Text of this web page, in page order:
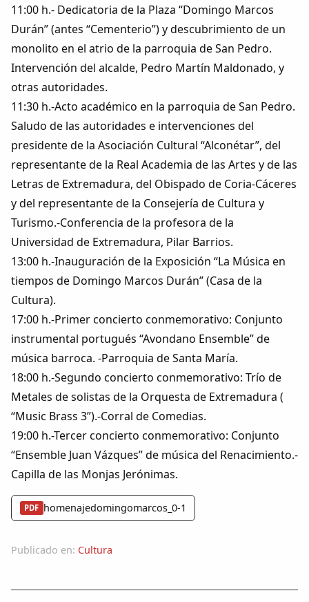
11:00 h.- Dedicatoria de la Plaza “Domingo Marcos
Durán” (antes “Cementerio”) y descubrimiento de un
monolito en el atrio de la parroquia de San Pedro.
Intervención del alcalde, Pedro Martín Maldonado, y
otras autoridades.
11:30 h.-Acto académico en la parroquia de San Pedro.
Saludo de las autoridades e intervenciones del
presidente de la Asociación Cultural “Alconétar”, del
representante de la Real Academia de las Artes y de las
Letras de Extremadura, del Obispado de Coria-Cáceres
y del representante de la Consejería de Cultura y
Turismo.-Conferencia de la profesora de la
Universidad de Extremadura, Pilar Barrios.
13:00 h.-Inauguración de la Exposición “La Música en
tiempos de Domingo Marcos Durán” (Casa de la
Cultura).
17:00 h.-Primer concierto conmemorativo: Conjunto
instrumental portugués “Avondano Ensemble” de
música barroca. -Parroquia de Santa María.
18:00 h.-Segundo concierto conmemorativo: Trío de
Metales de solistas de la Orquesta de Extremadura (
“Music Brass 3”).-Corral de Comedias.
19:00 h.-Tercer concierto conmemorativo: Conjunto
“Ensemble Juan Vázques” de música del Renacimiento.-
Capilla de las Monjas Jerónimas.
PDF homenajedomingomarcos_0-1
Publicado en: Cultura